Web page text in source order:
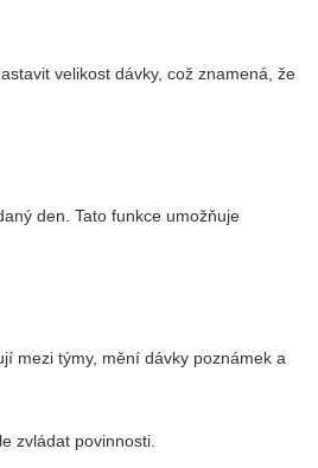
velikost dávky, což znamená, že
den. Tato funkce umožňuje
mezi týmy, mění dávky poznámek a
zvládat povinnosti.